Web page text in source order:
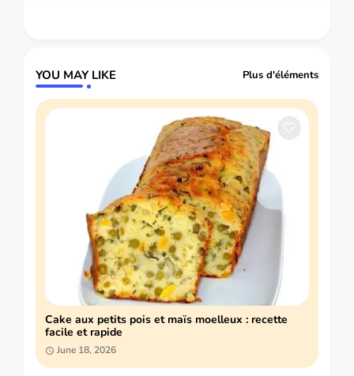
YOU MAY LIKE Plus d'éléments
Cake aux petits pois et maïs moelleux : recette
facile et rapide
June 18, 2026